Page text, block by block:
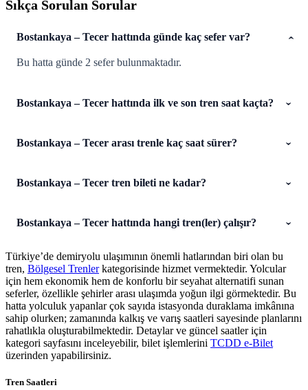
Sıkça Sorulan Sorular
Bostankaya – Tecer hattında günde kaç sefer var?
Bu hatta günde 2 sefer bulunmaktadır.
Bostankaya – Tecer hattında ilk ve son tren saat kaçta?
Bostankaya – Tecer arası trenle kaç saat sürer?
Bostankaya – Tecer tren bileti ne kadar?
Bostankaya – Tecer hattında hangi tren(ler) çalışır?
Türkiye’de demiryolu ulaşımının önemli hatlarından biri olan bu
tren, Bölgesel Trenlerkategorisinde hizmet vermektedir. Yolcular
için hem ekonomik hem de konforlu bir seyahat alternatifi sunan
seferler, özellikle şehirler arası ulaşımda yoğun ilgi görmektedir. Bu
hatta yolculuk yapanlar çok sayıda istasyonda duraklama imkânına
sahip olurken; zamanında kalkış ve varış saatleri sayesinde planlarını
rahatlıkla oluşturabilmektedir. Detaylar ve güncel saatler için
kategori sayfasını inceleyebilir, bilet işlemlerini TCDD e-Bilet
üzerinden yapabilirsiniz.
Tren Saatleri